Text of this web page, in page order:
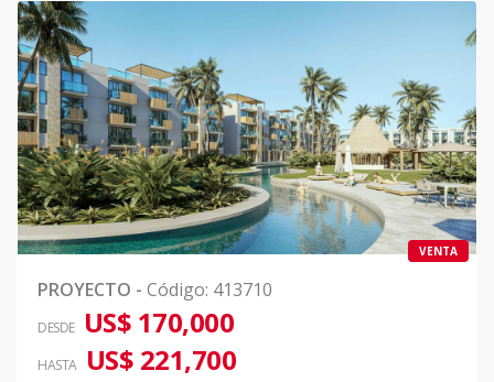
VENTA
PROYECTO - Código: 413710
DESDE US$ 170,000
HASTA US$ 221,700